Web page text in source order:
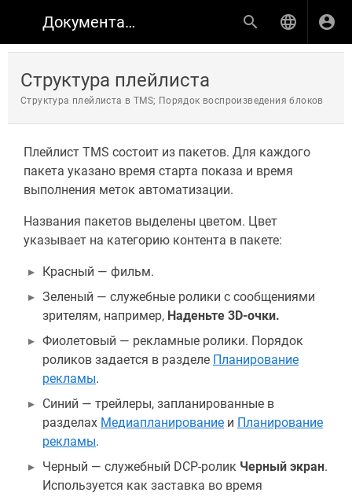
Документация по продуктам КИНОПЛАН
Структура плейлиста
Структура плейлиста в TMS; Порядок воспроизведения блоков
Плейлист TMS состоит из пакетов. Для каждого
пакета указано время старта показа и время
выполнения меток автоматизации.
Названия пакетов выделены цветом. Цвет
указывает на категорию контента в пакете:
Красный — фильм.
Зеленый — служебные ролики с сообщениями
зрителям, например, Наденьте 3D-очки.
Фиолетовый — рекламные ролики. Порядок
роликов задается в разделе Планирование
рекламы.
Синий — трейлеры, запланированные в
разделах Медиапланирование и Планирование
рекламы.
Черный — служебный DCP-ролик Черный экран.
Используется как заставка во время